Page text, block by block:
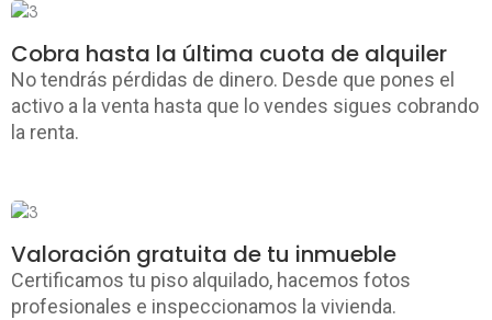
Cobra hasta la última cuota de alquiler
No tendrás pérdidas de dinero. Desde que pones el
activo a la venta hasta que lo vendes sigues cobrando
la renta.
Valoración gratuita de tu inmueble
Certificamos tu piso alquilado, hacemos fotos
profesionales e inspeccionamos la vivienda.